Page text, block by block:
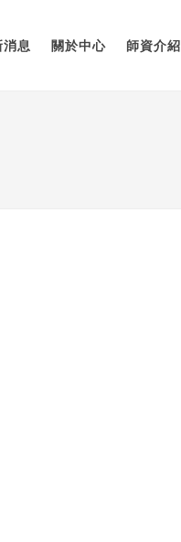
消息 關於中心 師資介紹